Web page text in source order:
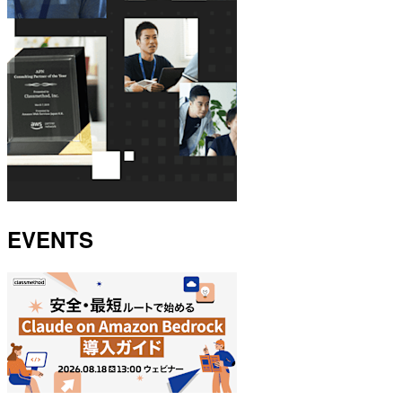
EVENTS